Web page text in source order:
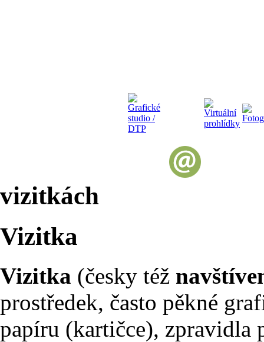
vizitkách
Vizitka
Vizitka (česky též
prostředek, často pěkné
papíru (kartičce), zpravidla